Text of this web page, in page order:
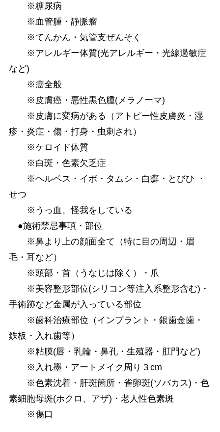
※糖尿病
※血管腫・静脈瘤
※てんかん・気管支ぜんそく
※アレルギー体質(光アレルギー・光線過敏症
など)
※癌全般
※皮膚癌・悪性黒色腫(メラノーマ)
※皮膚に変病がある（アトピー性皮膚炎・湿
疹・炎症・傷・打身・虫刺され）
※ケロイド体質
※白斑・色素欠乏症
※ヘルペス・イボ・タムシ・白癬・とびひ ・
せつ
※うっ血、怪我をしている
●施術禁忌事項・部位
※鼻より上の顔面全て（特に目の周辺・眉
毛・耳など）
※頭部・首（うなじは除く）・爪
※美容整形部位(シリコン等注入系整形含む)・
手術跡など金属が入っている部位
※歯科治療部位（インプラント・銀歯金歯・
鉄板・入れ歯等）
※粘膜(唇・乳輪・鼻孔・生殖器・肛門など)
※入れ墨・アートメイク周り３cm
※色素沈着・肝斑箇所・雀卵斑(ソバカス)・色
素細胞母斑(ホクロ、アザ)・老人性色素斑
※傷口